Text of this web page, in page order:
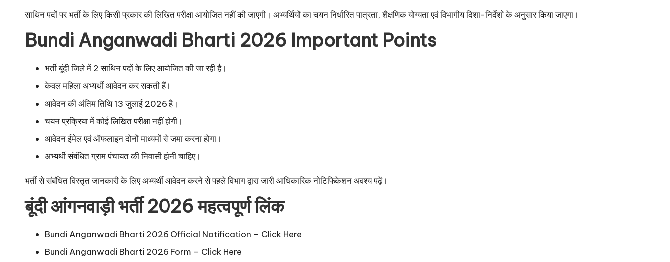
साथिन पदों पर भर्ती के लिए किसी प्रकार की लिखित परीक्षा आयोजित नहीं की जाएगी। अभ्यर्थियों का चयन निर्धारित पात्रता, शैक्षणिक योग्यता एवं विभागीय दिशा-निर्देशों के अनुसार किया जाएगा।
Bundi Anganwadi Bharti 2026 Important Points
भर्ती बूंदी जिले में 2 साथिन पदों के लिए आयोजित की जा रही है।
केवल महिला अभ्यर्थी आवेदन कर सकती हैं।
आवेदन की अंतिम तिथि 13 जुलाई 2026 है।
चयन प्रक्रिया में कोई लिखित परीक्षा नहीं होगी।
आवेदन ईमेल एवं ऑफलाइन दोनों माध्यमों से जमा करना होगा।
अभ्यर्थी संबंधित ग्राम पंचायत की निवासी होनी चाहिए।
भर्ती से संबंधित विस्तृत जानकारी के लिए अभ्यर्थी आवेदन करने से पहले विभाग द्वारा जारी आधिकारिक नोटिफिकेशन अवश्य पढ़ें।
बूंदी आंगनवाड़ी भर्ती 2026 महत्वपूर्ण लिंक
Bundi Anganwadi Bharti 2026 Official Notification – Click Here
Bundi Anganwadi Bharti 2026 Form – Click Here